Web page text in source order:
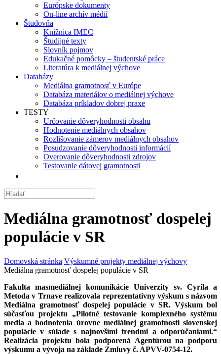
Európske dokumenty
On-line archív médií
Študovňa
Knižnica IMEC
Študijné texty
Slovník pojmov
Edukačné pomôcky – študentské práce
Literatúra k mediálnej výchove
Databázy
Mediálna gramotnosť v Európe
Databáza materiálov o mediálnej výchove
Databáza príkladov dobrej praxe
TESTY
Určovanie dôveryhodnosti obsahu
Hodnotenie mediálnych obsahov
Rozlišovanie zámerov mediálnych obsahov
Posudzovanie dôveryhodnosti informácií
Overovanie dôveryhodnosti zdrojov
Testovanie dátovej gramotnosti
Mediálna gramotnosť dospelej
populácie v SR
Domovská stránka Výskumné projekty mediálnej výchovy
Mediálna gramotnosť dospelej populácie v SR
Fakulta masmediálnej komunikácie Univerzity sv. Cyrila a
Metoda v Trnave realizovala reprezentatívny výskum s názvom
Mediálna gramotnosť dospelej populácie v SR. Výskum bol
súčasťou projektu „Pilotné testovanie komplexného systému
media a hodnotenia úrovne mediálnej gramotnosti slovenskej
populácie v súlade s najnovšími trendmi a odporúčaniami.“
Realizácia projektu bola podporená Agentúrou na podporu
výskumu a vývoja na základe Zmluvy č. APVV-0754-12.